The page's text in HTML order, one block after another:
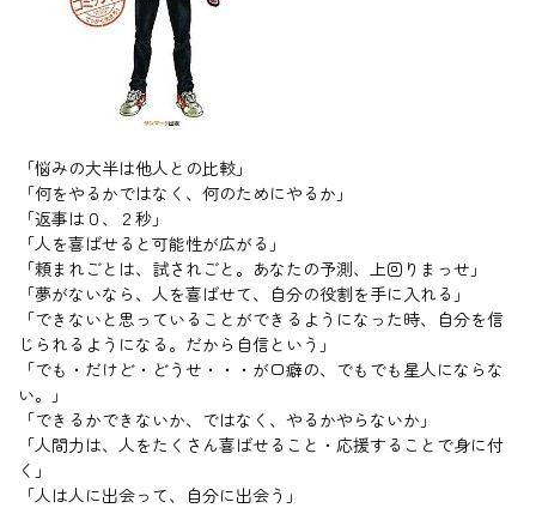
「悩みの大半は他人との比較」
「何をやるかではなく、何のためにやるか」
「返事は０、２秒」
「人を喜ばせると可能性が広がる」
「頼まれごとは、試されごと。あなたの予測、上回りまっせ」
「夢がないなら、人を喜ばせて、自分の役割を手に入れる」
「できないと思っていることができるようになった時、自分を信
じられるようになる。だから自信という」
「でも・だけど・どうせ・・・が口癖の、でもでも星人にならな
い。」
「できるかできないか、ではなく、やるかやらないか」
「人間力は、人をたくさん喜ばせること・応援することで身に付
く」
「人は人に出会って、自分に出会う」